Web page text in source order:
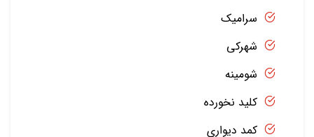
سرامیک
شهرکی
شومینه
کلید نخورده
کمد دیواری